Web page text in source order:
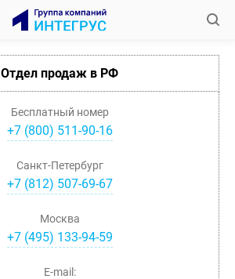
Отдел продаж в РФ
Бесплатный номер
+7 (800) 511-90-16
Санкт-Петербург
+7(812) 507-69-67
Москва
+7(495) 133-94-59
E-mail: